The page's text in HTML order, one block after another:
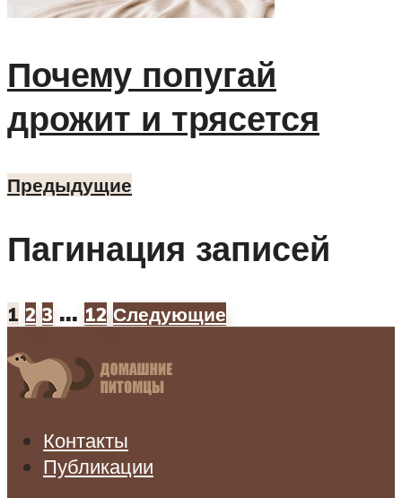
Почему попугай
дрожит и трясется
Предыдущие
Пагинация записей
1 2 3 … 12 Следующие
Контакты
Публикации